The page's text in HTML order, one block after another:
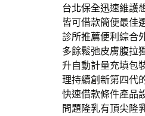
台北保全迅速維護
皆可借款簡便最佳
診所推薦便利綜合
多餘鬆弛皮膚腹拉
升自動計量充填包
理持續創新第四代
快速借款條件產品
問題隆乳有頂尖隆